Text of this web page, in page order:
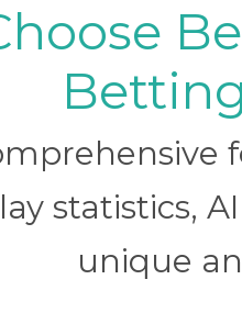
statistics,
unique